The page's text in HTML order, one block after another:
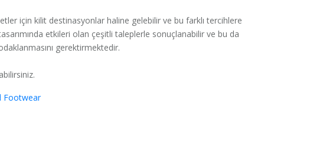
için kilit destinasyonlar haline gelebilir ve bu farklı tercihlere
etkileri olan çeşitli taleplerle sonuçlanabilir ve bu da
gerektirmektedir.
Footwear